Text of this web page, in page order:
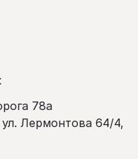
78а
Лермонтова 64/4,